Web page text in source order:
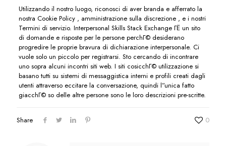
Utilizzando il nostro luogo, riconosci di aver branda e afferrato la
nostra Cookie Policy , amministrazione sulla discrezione , e i nostri
Termini di servizio. Interpersonal Skills Stack Exchange ГЁ un sito
di domande e risposte per le persone perchГ© desiderano
progredire le proprie bravura di dichiarazione interpersonale. Ci
vuole solo un piccolo per registrarsi. Sto cercando di incontrare
uno sopra alcuni incontri siti web. I siti cosicchГ© utilizzazione si
basano tutti su sistemi di messaggistica interni e profili creati dagli
utenti attraverso eccitare la conversazione, quindi l”unica fatto
giacchГ© so delle altre persone sono le loro descrizioni pre-scritte.
Share 0